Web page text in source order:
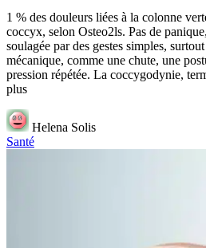
1 % des douleurs liées à la colonne
coccyx, selon Osteo2ls. Pas de
soulagée par des gestes simples,
mécanique, comme une chute, une
pression répétée. La coccygodynie,
plus
Helena Solis
Santé